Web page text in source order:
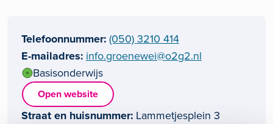
Telefoonnummer (050) 3210 414
E-mailadres info.groenewei@o2g2.nl
Basisonderwijs
Open website
Straat en huisnummer Lammetjesplein 3